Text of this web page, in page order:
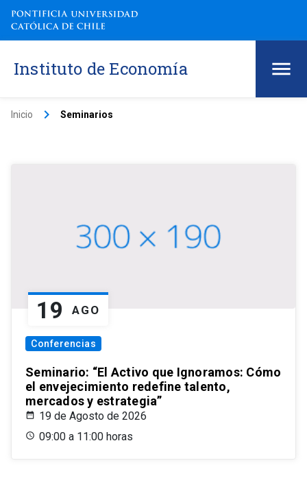
Instituto de Economía
Inicio keyboard_arrow_right Seminarios
19 AGO
Conferencias
Seminario: “El Activo que Ignoramos: Cómo
el envejecimiento redefine talento,
mercados y estrategia”
19 de Agosto de 2026
09:00 a 11:00 horas